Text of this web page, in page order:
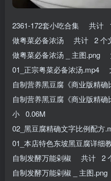
2361-172套小吃合集 共计
做粤菜必备浓汤 共计 2 个
做粤菜必备浓汤 _ 主图.png
01_正宗粤菜必备浓汤.mp4
自制营养黑豆腐《商业版精
自制营养黑豆腐《商业版精
小 0.06M
02_黑豆腐精确文字比例配
01_本店特色东坡黑豆腐详
自制发酵万能剁椒 共计 2
自制发酵万能剁椒 _ 主图